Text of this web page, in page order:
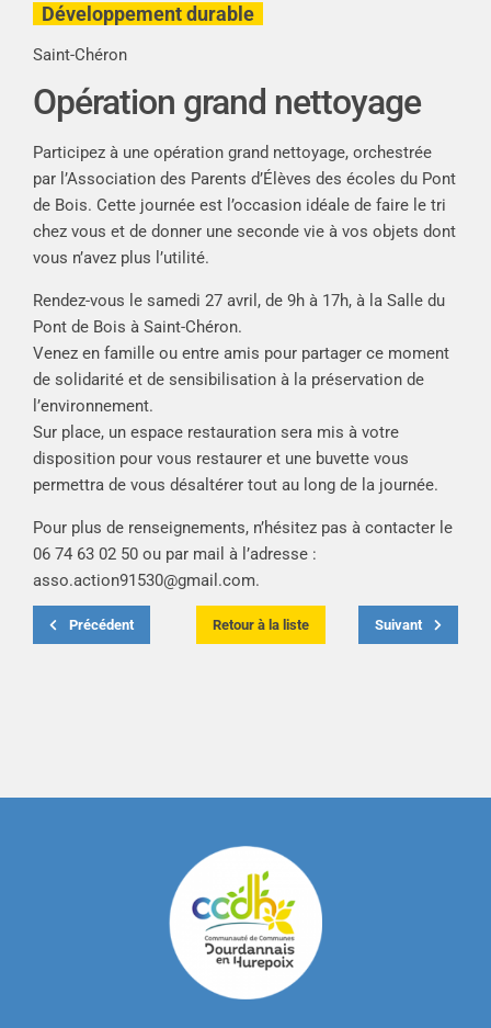
Développement durable
Saint-Chéron
Opération grand nettoyage
Participez à une opération grand nettoyage, orchestrée
par l’Association des Parents d’Élèves des écoles du Pont
de Bois. Cette journée est l’occasion idéale de faire le tri
chez vous et de donner une seconde vie à vos objets dont
vous n’avez plus l’utilité.
Rendez-vous le samedi 27 avril, de 9h à 17h, à la Salle du
Pont de Bois à Saint-Chéron.
Venez en famille ou entre amis pour partager ce moment
de solidarité et de sensibilisation à la préservation de
l’environnement.
Sur place, un espace restauration sera mis à votre
disposition pour vous restaurer et une buvette vous
permettra de vous désaltérer tout au long de la journée.
Pour plus de renseignements, n’hésitez pas à contacter le
06 74 63 02 50 ou par mail à l’adresse :
asso.action91530@gmail.com.
Précédent Retour à la liste Suivant